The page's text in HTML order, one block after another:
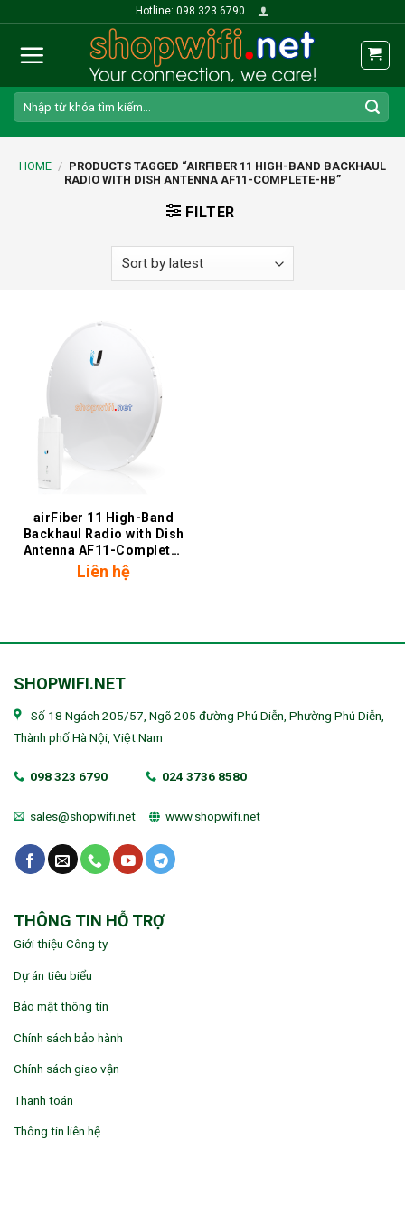
content
Hotline: 098 323 6790
Search
for:
HOME / PRODUCTS TAGGED “AIRFIBER 11 HIGH-BAND BACKHAUL
RADIO WITH DISH ANTENNA AF11-COMPLETE-HB”
FILTER
airFiber 11 High-Band
Backhaul Radio with Dish
Antenna AF11-Complete-
HB
Liên hệ
SHOPWIFI.NET
Số 18 Ngách 205/57, Ngõ 205 đường Phú Diễn, Phường Phú Diễn,
Thành phố Hà Nội, Việt Nam
098 323 6790 024 3736 8580
sales@shopwifi.net www.shopwifi.net
THÔNG TIN HỖ TRỢ
Giới thiệu Công ty
Dự án tiêu biểu
Bảo mật thông tin
Chính sách bảo hành
Chính sách giao vận
Thanh toán
Thông tin liên hệ